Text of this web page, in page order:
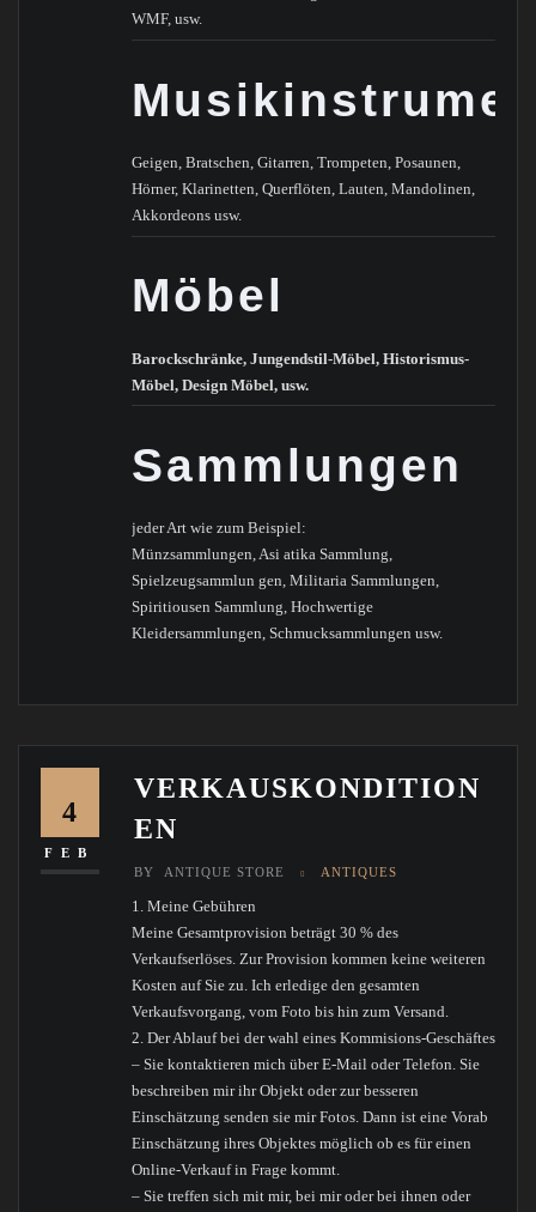
WMF, usw.
Geigen, Bratschen, Gitarren, Trompeten, Posaunen,
Hörner, Klarinetten, Querflöten, Lauten, Mandolinen,
Akkordeons usw.
Möbel
Barockschränke, Jungendstil-Möbel, Historismus-
Möbel, Design Möbel, usw.
Sammlungen
jeder Art wie zum Beispiel:
Münzsammlungen, Asi atika Sammlung,
Spielzeugsammlun gen, Militaria Sammlungen,
Spiritiousen Sammlung, Hochwertige
Kleidersammlungen, Schmucksammlungen usw.
4
FEB
VERKAUSKONDITION
EN
BY ANTIQUE STORE ANTIQUES
1. Meine Gebühren
Meine Gesamtprovision beträgt 30 % des
Verkaufserlöses. Zur Provision kommen keine weiteren
Kosten auf Sie zu. Ich erledige den gesamten
Verkaufsvorgang, vom Foto bis hin zum Versand.
2. Der Ablauf bei der wahl eines Kommisions-Geschäftes
– Sie kontaktieren mich über E-Mail oder Telefon. Sie
beschreiben mir ihr Objekt oder zur besseren
Einschätzung senden sie mir Fotos. Dann ist eine Vorab
Einschätzung ihres Objektes möglich ob es für einen
Online-Verkauf in Frage kommt.
– Sie treffen sich mit mir, bei mir oder bei ihnen oder